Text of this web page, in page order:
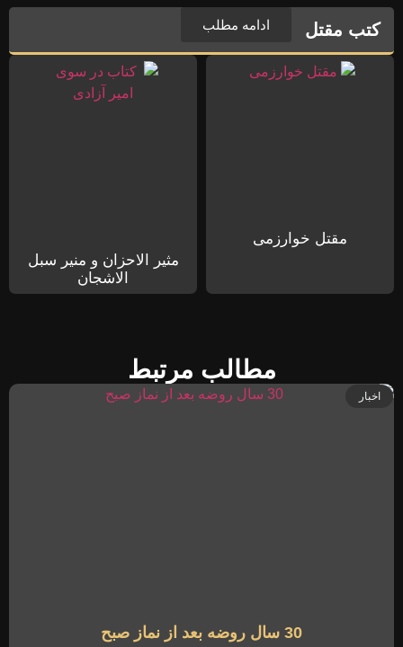
کتب مقتل ادامه مطلب
مقتل خوارزمی
مثیر الاحزان و منیر سبل
الاشجان
مطالب مرتبط
اخبار
30 سال روضه بعد از نماز صبح